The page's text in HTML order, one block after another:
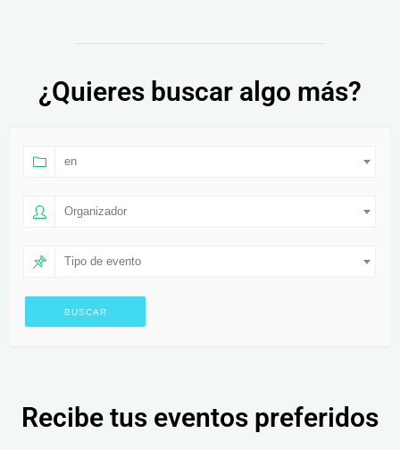
¿Quieres buscar algo más?
en
Organizador
Tipo de evento
Recibe tus eventos preferidos